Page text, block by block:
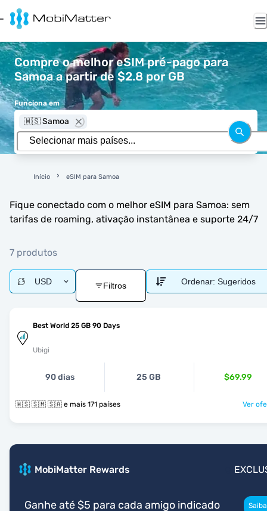
Compre o melhor eSIM pré-pago para
Samoa a partir de $2.8 por GB
Funciona em
🇼🇸 Samoa
Início eSIM para Samoa
Fique conectado com o melhor eSIM para Samoa: sem
tarifas de roaming, ativação instantânea e suporte 24/7
7 produtos
USD Filtros Ordenar: Sugeridos
Best World 25 GB 90 Days
Ubigi
90 dias 25 GB $69.99
🇼🇸 🇸🇲 🇸🇦 e mais 171 países Ver
MobiMatter Rewards
Ganhe até $5 para cada amigo indicado